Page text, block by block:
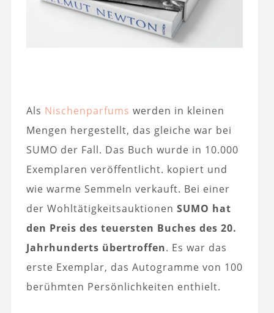
Als Nischenparfums werden in kleinen
Mengen hergestellt, das gleiche war bei
SUMO der Fall. Das Buch wurde in 10.000
Exemplaren veröffentlicht. kopiert und
wie warme Semmeln verkauft. Bei einer
der Wohltätigkeitsauktionen SUMO hat
den Preis des teuersten Buches des 20.
Jahrhunderts übertroffen. Es war das
erste Exemplar, das Autogramme von 100
berühmten Persönlichkeiten enthielt.